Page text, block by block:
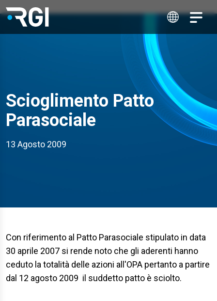
Scioglimento Patto
Parasociale
13 Agosto 2009
Con riferimento al Patto Parasociale stipulato in data
30 aprile 2007 si rende noto che gli aderenti hanno
ceduto la totalità delle azioni all'OPA pertanto a partire
dal 12 agosto 2009 il suddetto patto è sciolto.